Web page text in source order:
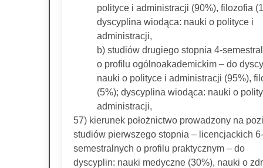
polityce i administracji (90%), filozofia
dyscyplina wiodąca: nauki o polityce i
administracji,
b) studiów drugiego stopnia 4-
o profilu ogólnoakademickim – do
nauki o polityce i administracji (95%),
(5%); dyscyplina wiodąca: nauki o
administracji,
57) kierunek położnictwo prowadzony na
studiów pierwszego stopnia – licencjackich 6-
semestralnych o profilu praktycznym – do
dyscyplin: nauki medyczne (30%), nauki o